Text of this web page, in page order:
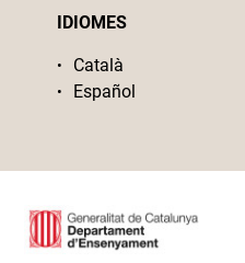
IDIOMES
Català
Español